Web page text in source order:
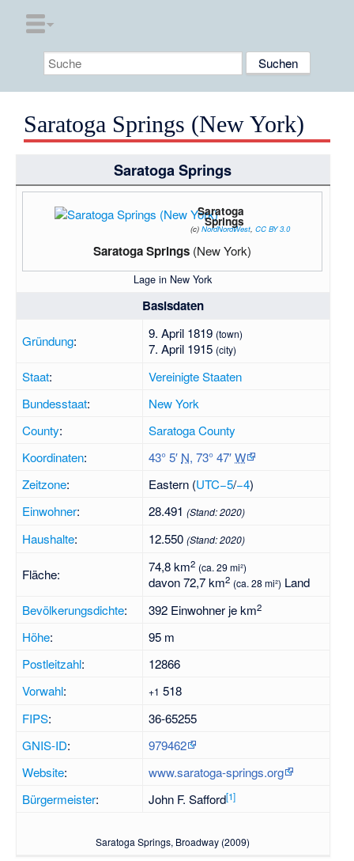
Saratoga Springs (New York)
Saratoga Springs
(c)NordNordWest,CC BY 3.0
Saratoga Springs (New York)
Saratoga
Springs
Lage in New York
Basisdaten
Gründung: 9. April 1819 (town)
7. April 1915 (city)
Staat:
Vereinigte Staaten
Bundesstaat:
New York
County:
Saratoga County
Koordinaten: 43° 5′ N,73° 47′W
Zeitzone: Eastern (UTC−5/−4)
Einwohner: 28.491 (Stand:2020)
Haushalte: 12.550 (Stand:2020)
Fläche: 74,8 km2 (ca. 29 mi²)
davon 72,7 km2 (ca. 28 mi²) Land
Bevölkerungsdichte: 392 Einwohner je km2
Höhe:
95 m
Postleitzahl:
12866
Vorwahl: +1 518
FIPS:
36-65255
GNIS-ID:
979462
Website:
www.saratoga-springs.org
Bürgermeister: John F. Safford[1]
Saratoga Springs, Broadway (2009)